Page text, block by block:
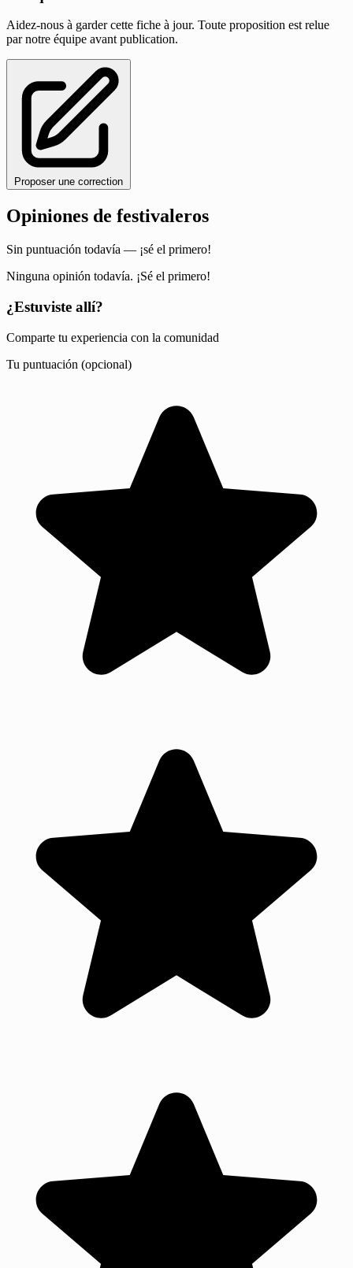
Aidez-nous à garder cette fiche à jour. Toute proposition est relue
par notre équipe avant publication.
Proposer une correction
Opiniones de festivaleros
Sin puntuación todavía — ¡sé el primero!
Ninguna opinión todavía. ¡Sé el primero!
¿Estuviste allí?
Comparte tu experiencia con la comunidad
Tu puntuación (opcional)